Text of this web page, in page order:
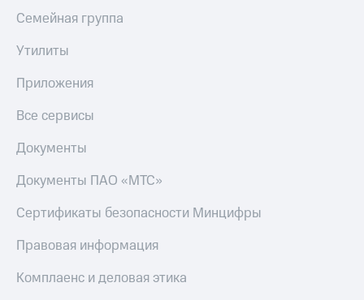
интернета
Переводы
с
телефона
на карту
МТС Pay
Оплата
коду
Смартфоны
Семейная группа
Утилиты
Приложения
Все сервисы
Документы
Документы ПАО «МТС»
Сертификаты безопасности Минцифры
Правовая информация
Комплаенс и деловая этика